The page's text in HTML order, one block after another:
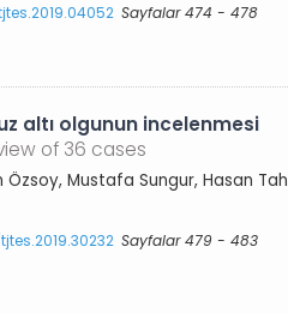
Sayfalar 474 - 478
altı olgunun incelenmesi
of 36 cases
Özsoy, Mustafa Sungur, Hasan
Sayfalar 479 - 483